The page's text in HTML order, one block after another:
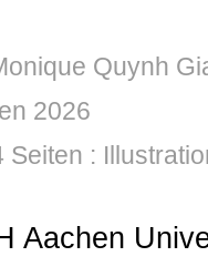
Quynh
2026
Seiten :
Aachen